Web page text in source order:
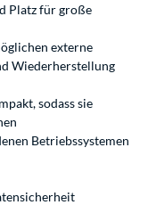
Platz für große
externe
Wiederherstellung
sodass sie
Betriebssystemen